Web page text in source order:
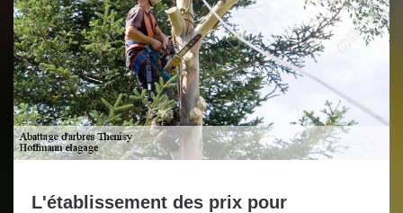
L'établissement des prix pour